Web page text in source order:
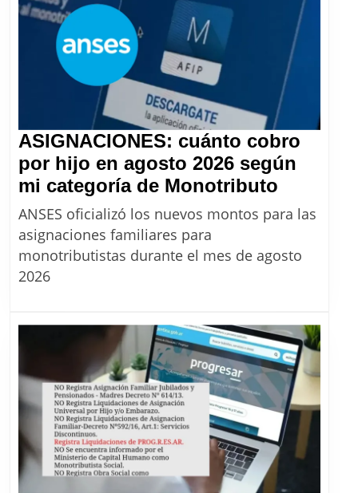
ASIGNACIONES: cuánto cobro
por hijo en agosto 2026 según
mi categoría de Monotributo
cuánto
por
2026
según
mi
de
ANSES oficializó los nuevos montos para las
asignaciones familiares para
monotributistas durante el mes de agosto
2026